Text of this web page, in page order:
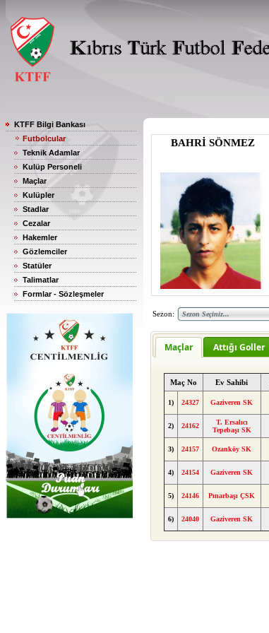
KTFF Bilgi Bankası
Futbolcular
Teknik Adamlar
Kulüp Personeli
Maçlar
Kulüpler
Stadlar
Cezalar
Hakemler
Gözlemciler
Statüler
Talimatlar
Formlar - Sözleşmeler
BAHRİ SÖNMEZ
Sezon:
Maçlar Attığı Goller
Maç No Ev Sahibi
1) 24327 Gaziveren SK
2) 24162
T. Ersalıcı
Tepebaşı SK
3) 24157 Ozanköy SK
4) 24154 Gaziveren SK
5) 24146 Pınarbaşı ÇSK
6) 24040 Gaziveren SK